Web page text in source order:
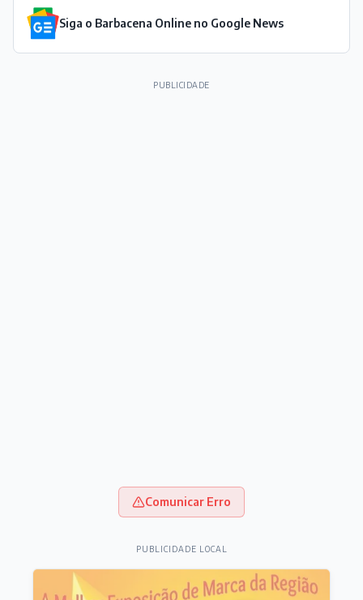
Siga o Barbacena Online no Google News
PUBLICIDADE
Comunicar Erro
PUBLICIDADE LOCAL